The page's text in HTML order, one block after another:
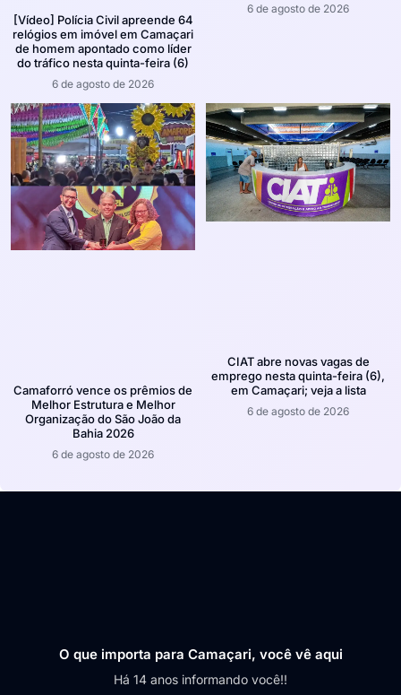
[Vídeo] Polícia Civil apreende 64
relógios em imóvel em Camaçari
de homem apontado como líder
do tráfico nesta quinta-feira (6)
6 de agosto de 2026
6 de agosto de 2026
Camaforró vence os prêmios de
Melhor Estrutura e Melhor
Organização do São João da
Bahia 2026
6 de agosto de 2026
CIAT abre novas vagas de
emprego nesta quinta-feira (6),
em Camaçari; veja a lista
6 de agosto de 2026
O que importa para Camaçari, você vê aqui
Há 14 anos informando você!!